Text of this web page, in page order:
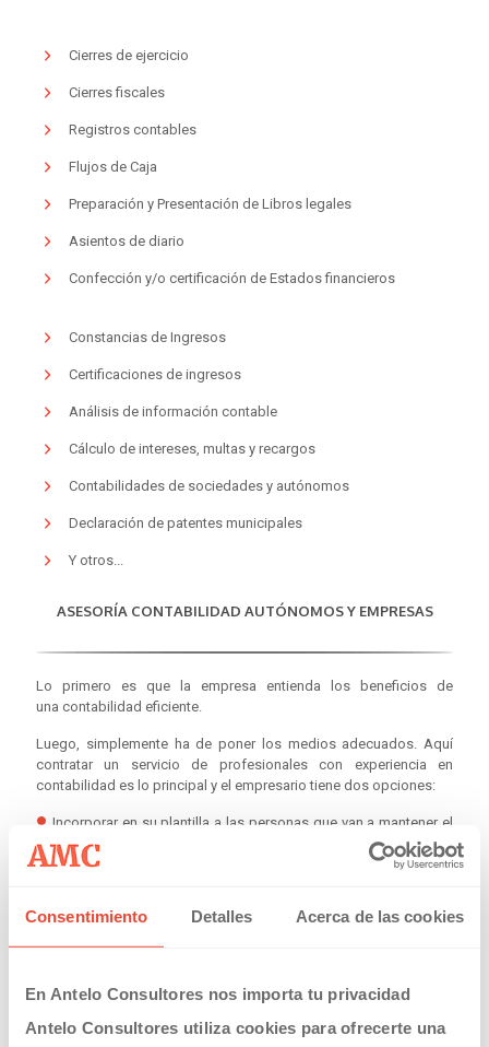
Consentimiento Detalles Acerca de las cookies
En Antelo Consultores nos importa tu privacidad
Antelo Consultores utiliza cookies para ofrecerte una
Cierres de ejercicio
Cierres fiscales
Registros contables
Flujos de Caja
Preparación y Presentación de Libros legales
Asientos de diario
Confección y/o certificación de Estados financieros
Constancias de Ingresos
Certificaciones de ingresos
Análisis de información contable
Cálculo de intereses, multas y recargos
Contabilidades de sociedades y autónomos
Declaración de patentes municipales
Y otros...
ASESORÍA CONTABILIDAD AUTÓNOMOS Y EMPRESAS
Lo primero es que la empresa entienda los beneficios de
una contabilidad eficiente.
Luego, simplemente ha de poner los medios adecuados. Aquí
contratar un servicio de profesionales con experiencia en
contabilidad es lo principal y el empresario tiene dos opciones:
Incorporar en su plantilla a las personas que van a mantener el
sistema contable al día.
En ambos casos, podemos ayudarle. Ambos casos tienen
los costes son mayores (personal y sotware), y el equipo necesita
de un servicio externo e independiente que le supervise y asesore
en operaciones no habituales, cambios normativos, novedades,